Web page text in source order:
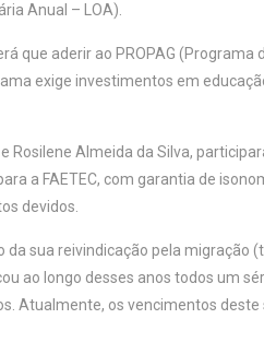
Anual – LOA).
que aderir ao PROPAG (Programa
exige investimentos em
Rosilene Almeida da Silva,
a FAETEC, com garantia de
devidos.
sua reivindicação pela migração
ao longo desses anos todos um
Atualmente, os vencimentos